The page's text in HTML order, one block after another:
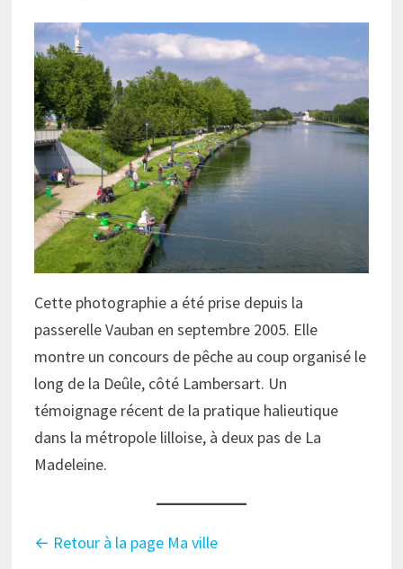
Cette photographie a été prise depuis la
passerelle Vauban en septembre 2005. Elle
montre un concours de pêche au coup organisé le
long de la Deûle, côté Lambersart. Un
témoignage récent de la pratique halieutique
dans la métropole lilloise, à deux pas de La
Madeleine.
← Retour à la page Ma ville